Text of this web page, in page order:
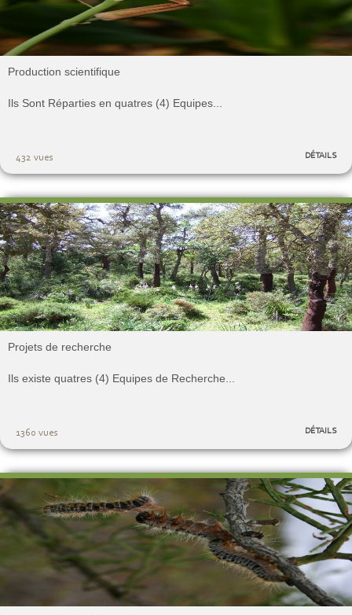
Production scientifique
Ils Sont Réparties en quatres (4) Equipes...
432 vues DÉTAILS
Projets de recherche
Ils existe quatres (4) Equipes de Recherche...
1360 vues DÉTAILS